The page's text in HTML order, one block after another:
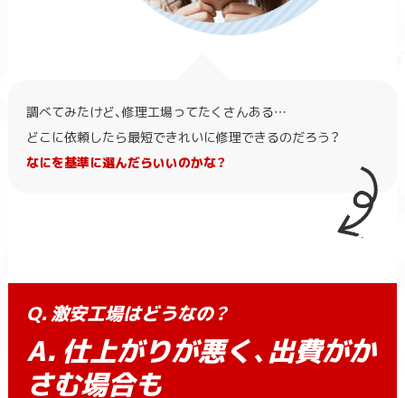
調べてみたけど、修理工場ってたくさんある…
どこに依頼したら最短できれいに修理できるのだろう？
なにを基準に選んだらいいのかな？
Q. 激安工場はどうなの？
A. 仕上がりが悪く、出費がか
さむ場合も